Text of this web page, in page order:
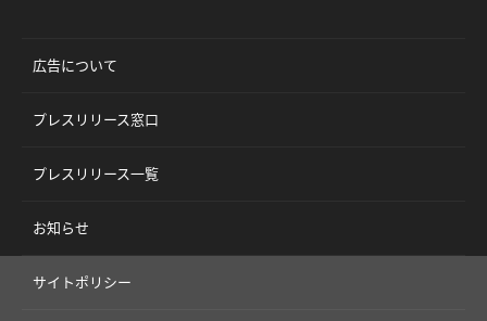
広告について
プレスリリース窓口
プレスリリース一覧
お知らせ
サイトポリシー